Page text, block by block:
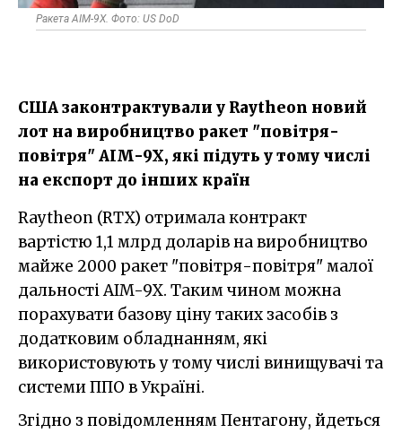
Ракета AIM-9X. Фото: US DoD
США законтрактували у Raytheon новий
лот на виробництво ракет "повітря-
повітря" AIM-9X, які підуть у тому числі
на експорт до інших країн
Raytheon (RTX) отримала контракт
вартістю 1,1 млрд доларів на виробництво
майже 2000 ракет "повітря-повітря" малої
дальності AIM-9X. Таким чином можна
порахувати базову ціну таких засобів з
додатковим обладнанням, які
використовують у тому числі винищувачі та
системи ППО в Україні.
Згідно з повідомленням Пентагону, йдеться